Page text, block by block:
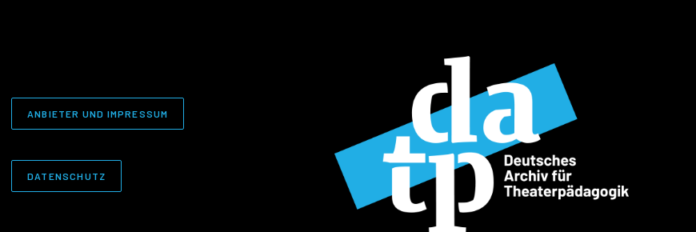
ANBIETER UND IMPRESSUM
DATENSCHUTZ